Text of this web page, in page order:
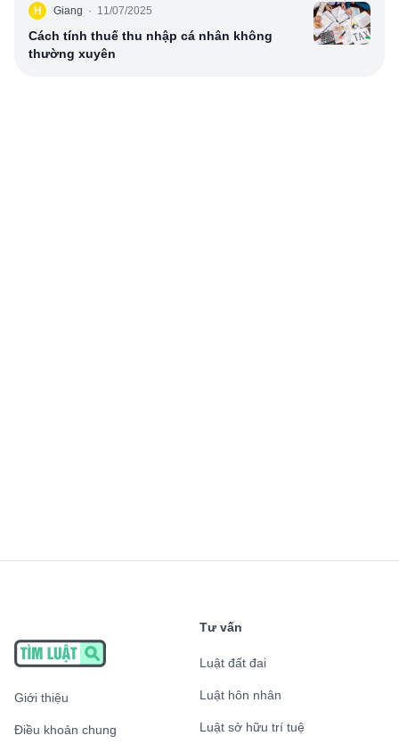
H Giang · 11/07/2025
Cách tính thuế thu nhập cá nhân không
thường xuyên
Giới thiệu
Điều khoản chung
Tư vấn
Luật đất đai
Luật hôn nhân
Luật sở hữu trí tuệ